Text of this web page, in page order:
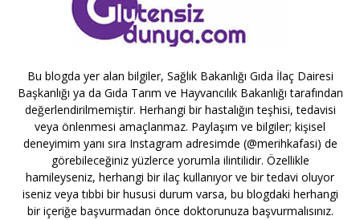
Bu blogda yer alan bilgiler, Sağlık Bakanlığı Gıda İlaç Dairesi
Başkanlığı ya da Gıda Tarım ve Hayvancılık Bakanlığı tarafından
değerlendirilmemiştir. Herhangi bir hastalığın teşhisi, tedavisi
veya önlenmesi amaçlanmaz. Paylaşım ve bilgiler; kişisel
deneyimim yanı sıra Instagram adresimde (@merihkafasi) de
görebileceğiniz yüzlerce yorumla ilintilidir. Özellikle
hamileyseniz, herhangi bir ilaç kullanıyor ve bir tedavi oluyor
iseniz veya tıbbi bir hususi durum varsa, bu blogdaki herhangi
bir içeriğe başvurmadan önce doktorunuza başvurmalısınız.